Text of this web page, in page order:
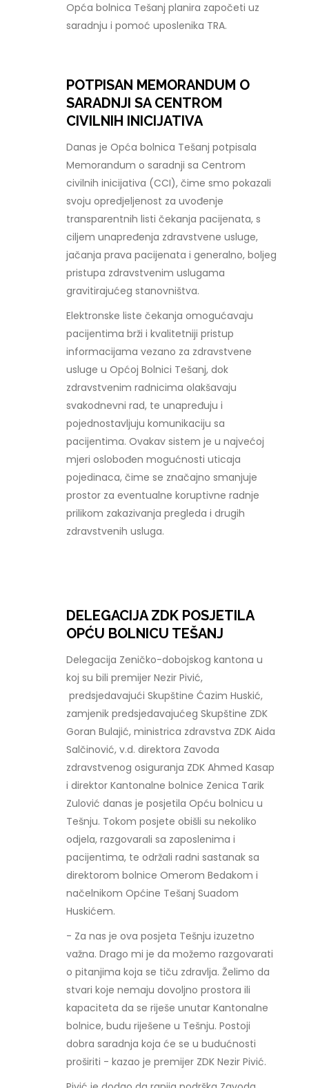
Opća bolnica Tešanj planira započeti uz
saradnju i pomoć uposlenika TRA.
POTPISAN MEMORANDUM O
SARADNJI SA CENTROM
CIVILNIH INICIJATIVA
Danas je Opća bolnica Tešanj potpisala
Memorandum o saradnji sa Centrom
civilnih inicijativa (CCI), čime smo pokazali
svoju opredjeljenost za uvođenje
transparentnih listi čekanja pacijenata, s
ciljem unapređenja zdravstvene usluge,
jačanja prava pacijenata i generalno, boljeg
pristupa zdravstvenim uslugama
gravitirajućeg stanovništva.
Elektronske liste čekanja omogućavaju
pacijentima brži i kvalitetniji pristup
informacijama vezano za zdravstvene
usluge u Općoj Bolnici Tešanj, dok
zdravstvenim radnicima olakšavaju
svakodnevni rad, te unapređuju i
pojednostavljuju komunikaciju sa
pacijentima. Ovakav sistem je u najvećoj
mjeri oslobođen mogućnosti uticaja
pojedinaca, čime se značajno smanjuje
prostor za eventualne koruptivne radnje
prilikom zakazivanja pregleda i drugih
zdravstvenih usluga.
DELEGACIJA ZDK POSJETILA
OPĆU BOLNICU TEŠANJ
Delegacija Zeničko-dobojskog kantona u
koj su bili premijer Nezir Pivić,
predsjedavajući Skupštine Ćazim Huskić,
zamjenik predsjedavajućeg Skupštine ZDK
Goran Bulajić, ministrica zdravstva ZDK Aida
Salčinović, v.d. direktora Zavoda
zdravstvenog osiguranja ZDK Ahmed Kasap
i direktor Kantonalne bolnice Zenica Tarik
Zulović danas je posjetila Opću bolnicu u
Tešnju. Tokom posjete obišli su nekoliko
odjela, razgovarali sa zaposlenima i
pacijentima, te održali radni sastanak sa
direktorom bolnice Omerom Bedakom i
načelnikom Općine Tešanj Suadom
Huskićem.
- Za nas je ova posjeta Tešnju izuzetno
važna. Drago mi je da možemo razgovarati
o pitanjima koja se tiču zdravlja. Želimo da
stvari koje nemaju dovoljno prostora ili
kapaciteta da se riješe unutar Kantonalne
bolnice, budu riješene u Tešnju. Postoji
dobra saradnja koja će se u budućnosti
proširiti - kazao je premijer ZDK Nezir Pivić.